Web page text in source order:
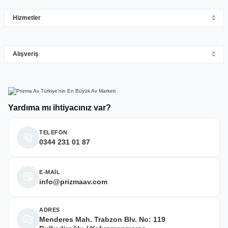
Deneyimini Paylaş
Yardıma mı ihtiyacınız var?
TELEFON
0344 231 01 87
E-MAİL
info@prizmaav.com
ADRES
Menderes Mah. Trabzon Blv. No: 119
Hizmetler
Alışveriş